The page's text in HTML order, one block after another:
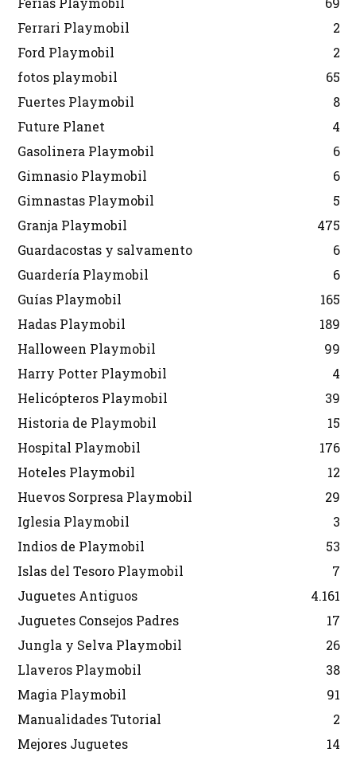
Ferrari Playmobil
2
Ford Playmobil
2
fotos playmobil
65
Fuertes Playmobil
8
Future Planet
4
Gasolinera Playmobil
6
Gimnasio Playmobil
6
Gimnastas Playmobil
5
Granja Playmobil
475
Guardacostas y salvamento
6
Guardería Playmobil
6
Guías Playmobil
165
Hadas Playmobil
189
Halloween Playmobil
99
Harry Potter Playmobil
4
Helicópteros Playmobil
39
Historia de Playmobil
15
Hospital Playmobil
176
Hoteles Playmobil
12
Huevos Sorpresa Playmobil
29
Iglesia Playmobil
3
Indios de Playmobil
53
Islas del Tesoro Playmobil
7
Juguetes Antiguos
4.161
Juguetes Consejos Padres
17
Jungla y Selva Playmobil
26
Llaveros Playmobil
38
Magia Playmobil
91
Manualidades Tutorial
2
Mejores Juguetes
14